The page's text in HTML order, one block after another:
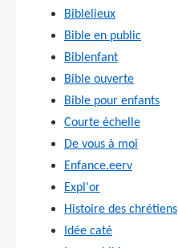
Biblelieux
Bible en public
Biblenfant
Bible ouverte
Bible pour enfants
Courte échelle
De vous à moi
Enfance.eerv
Expl'or
Histoire des chrétiens
Idée caté